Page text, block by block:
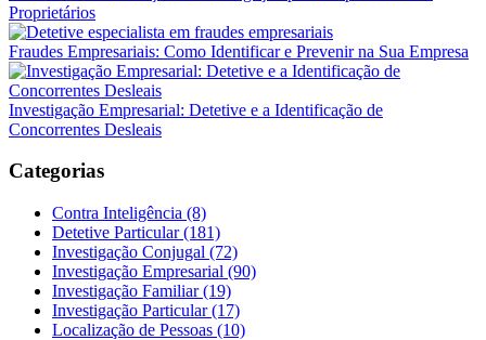
Proprietários
Fraudes Empresariais: Como Identificar e Prevenir na Sua Empresa
Investigação Empresarial: Detetive e a Identificação de
Concorrentes Desleais
Categorias
Contra Inteligência (8)
Detetive Particular (181)
Investigação Conjugal (72)
Investigação Empresarial (90)
Investigação Familiar (19)
Investigação Particular (17)
Localização de Pessoas (10)